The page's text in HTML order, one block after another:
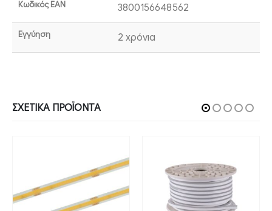
Κωδικός EAN 3800156648562
Εγγύηση 2 χρόνια
ΣΧΕΤΙΚΆ ΠΡΟΪΌΝΤΑ